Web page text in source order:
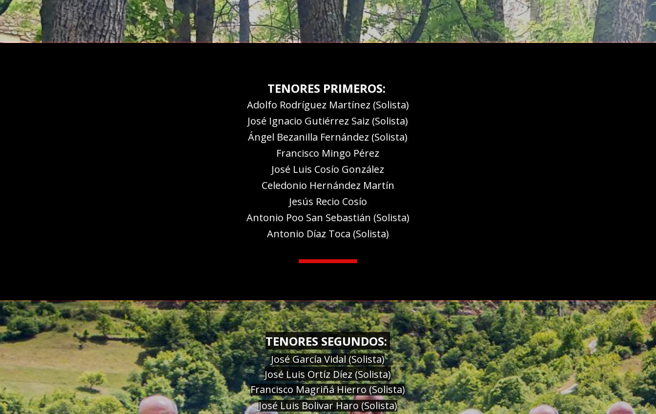
TENORES PRIMEROS:
Adolfo Rodríguez Martínez (Solista)
José Ignacio Gutiérrez Saiz (Solista)
Ángel Bezanilla Fernández (Solista)
Francisco Mingo Pérez
José Luis Cosío González
Celedonio Hernández Martín
Jesús Recio Cosío
Antonio Poo San Sebastián (Solista)
Antonio Díaz Toca (Solista)
TENORES SEGUNDOS:
José García Vidal (Solista)
José Luis Ortíz Díez (Solista)
Francisco Magriñá Hierro (Solista)
José Luis Bolivar Haro (Solista)